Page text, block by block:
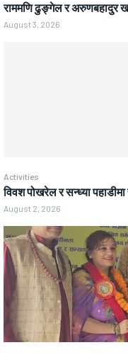
राममणि ढुङ्गेल र अरुणबहादुर
August 3, 2026
Activities
विवश पोखरेल र सन्ध्या पहाडीमा
August 2, 2026